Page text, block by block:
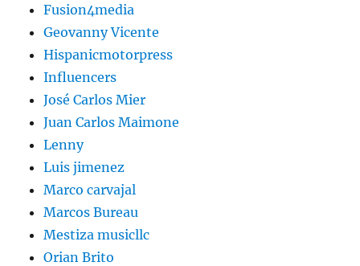
Fusion4media
Geovanny Vicente
Hispanicmotorpress
Influencers
José Carlos Mier
Juan Carlos Maimone
Lenny
Luis jimenez
Marco carvajal
Marcos Bureau
Mestiza musicllc
Orian Brito